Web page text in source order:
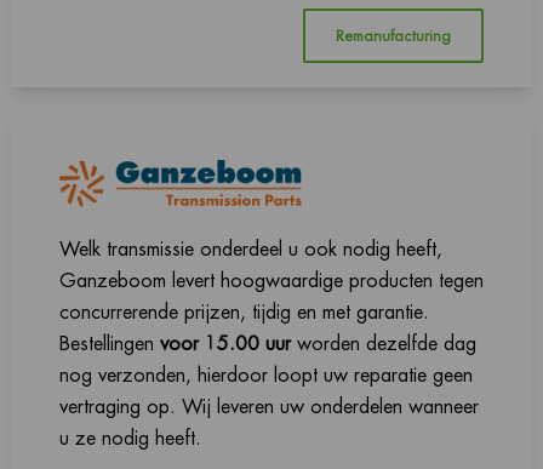
Remanufacturing
Welk transmissie onderdeel u ook nodig heeft,
Ganzeboom levert hoogwaardige producten tegen
concurrerende prijzen, tijdig en met garantie.
Bestellingen voor 15.00 uurworden dezelfde dag
nog verzonden, hierdoor loopt uw reparatie geen
vertraging op. Wij leveren uw onderdelen wanneer
u ze nodig heeft.